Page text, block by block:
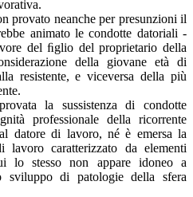
provato neanche per presunzioni il
animato le condotte datoriali -
del ﬁglio del proprietario della
della giovane età di
resistente, e viceversa della più
la sussistenza di condotte
professionale della ricorrente
datore di lavoro, né è emersa la
lavoro caratterizzato da elementi
lo stesso non appare idoneo a
di patologie della sfera